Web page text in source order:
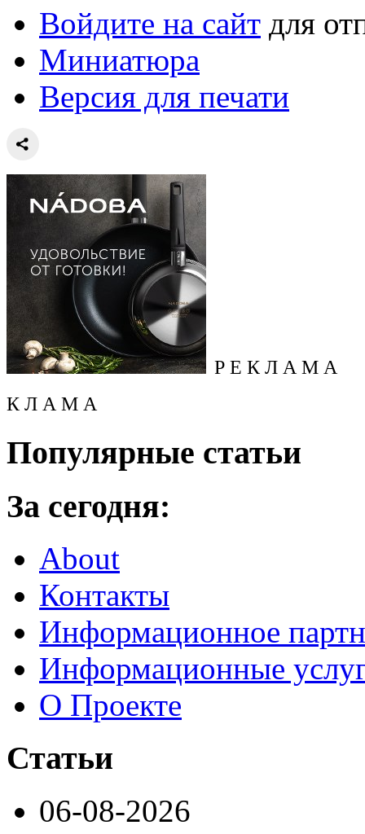
Войдите на сайт для
Миниатюра
Версия для печати
Р Е К Л А М А
К Л А М А
Популярные статьи
За сегодня:
About
Контакты
Информационное
Информационные
О Проекте
Статьи
06-08-2026